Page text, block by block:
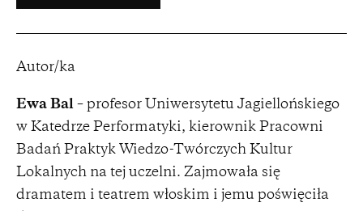
Autor/ka
Ewa Bal – profesor Uniwersytetu Jagiellońskiego
w Katedrze Performatyki, kierownik Pracowni
Badań Praktyk Wiedzo-Twórczych Kultur
Lokalnych na tej uczelni. Zajmowała się
dramatem i teatrem włoskim i jemu poświęciła